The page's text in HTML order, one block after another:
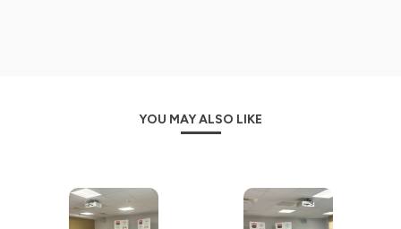
YOU MAY ALSO LIKE